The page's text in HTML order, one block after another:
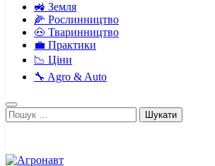
🚜 Земля
🌽 Рослинництво
🐽 Тваринництво
💼 Практики
📉 Ціни
🔧 Agro & Auto
Пошук: